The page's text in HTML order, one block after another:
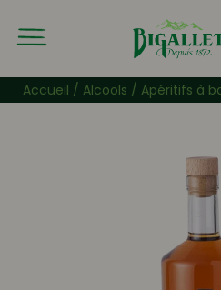
Que
Accueil / Alcools / Apéritifs à